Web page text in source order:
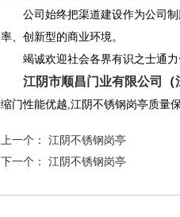
公司始终把渠道建设作为公司制
率、创新型的商业环境。
竭诚欢迎社会各界有识之士通力
江阴市顺昌门业有限公司 （
缩门性能优越,江阴不锈钢岗亭质量
上一个： 江阴不锈钢岗亭
下一个： 江阴不锈钢岗亭